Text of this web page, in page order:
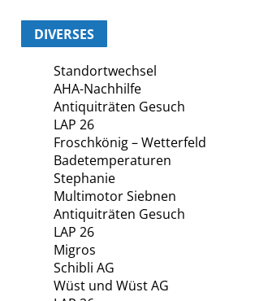
DIVERSES
Standortwechsel
AHA-Nachhilfe
Antiquiträten Gesuch
LAP 26
Froschkönig – Wetterfeld
Badetemperaturen
Stephanie
Multimotor Siebnen
Antiquiträten Gesuch
LAP 26
Migros
Schibli AG
Wüst und Wüst AG